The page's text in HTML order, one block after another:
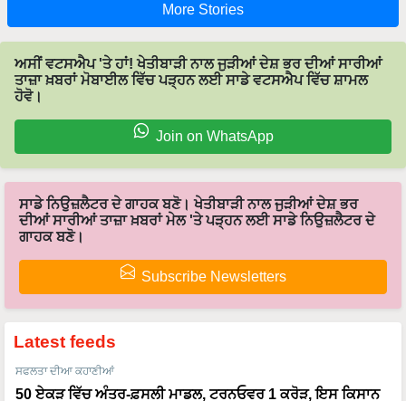
More Stories
ਅਸੀਂ ਵਟਸਐਪ 'ਤੇ ਹਾਂ! ਖੇਤੀਬਾੜੀ ਨਾਲ ਜੁੜੀਆਂ ਦੇਸ਼ ਭਰ ਦੀਆਂ ਸਾਰੀਆਂ
ਤਾਜ਼ਾ ਖ਼ਬਰਾਂ ਮੋਬਾਈਲ ਵਿੱਚ ਪੜ੍ਹਨ ਲਈ ਸਾਡੇ ਵਟਸਐਪ ਵਿੱਚ ਸ਼ਾਮਲ
ਹੋਵੋ।
Join on WhatsApp
ਸਾਡੇ ਨਿਉਜ਼ਲੈਟਰ ਦੇ ਗਾਹਕ ਬਣੋ। ਖੇਤੀਬਾੜੀ ਨਾਲ ਜੁੜੀਆਂ ਦੇਸ਼ ਭਰ
ਦੀਆਂ ਸਾਰੀਆਂ ਤਾਜ਼ਾ ਖ਼ਬਰਾਂ ਮੇਲ 'ਤੇ ਪੜ੍ਹਨ ਲਈ ਸਾਡੇ ਨਿਉਜ਼ਲੈਟਰ ਦੇ
ਗਾਹਕ ਬਣੋ।
Subscribe Newsletters
Latest feeds
ਸਫਲਤਾ ਦੀਆ ਕਹਾਣੀਆਂ
50 ਏਕੜ ਵਿੱਚ ਅੰਤਰ-ਫ਼ਸਲੀ ਮਾਡਲ, ਟਰਨਓਵਰ 1 ਕਰੋੜ, ਇਸ ਕਿਸਾਨ